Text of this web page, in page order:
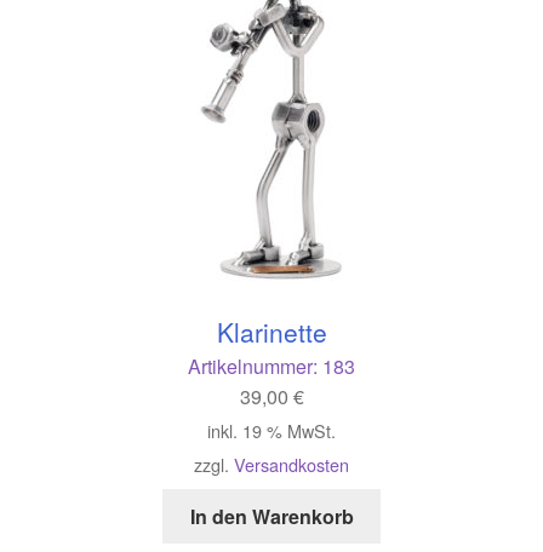
Klarinette
Artikelnummer: 183
39,00 €
inkl. 19 % MwSt.
zzgl. Versandkosten
In den Warenkorb